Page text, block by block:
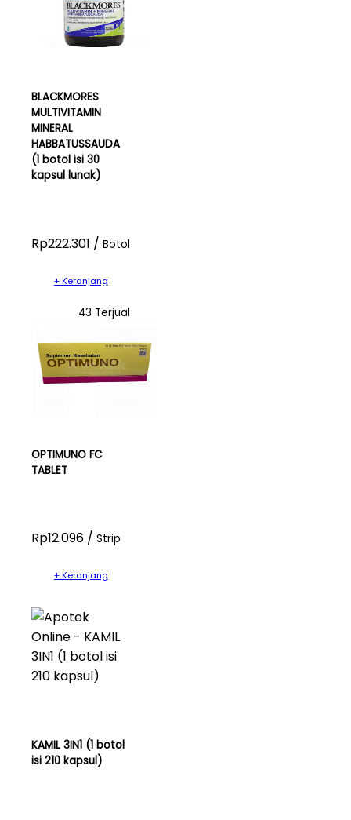
BLACKMORES
MULTIVITAMIN
MINERAL
HABBATUSSAUDA
(1 botol isi 30
kapsul lunak)
Rp222.301 / Botol
+ Keranjang
43 Terjual
OPTIMUNO FC
TABLET
Rp12.096 / Strip
+ Keranjang
KAMIL 3IN1 (1 botol
isi 210 kapsul)